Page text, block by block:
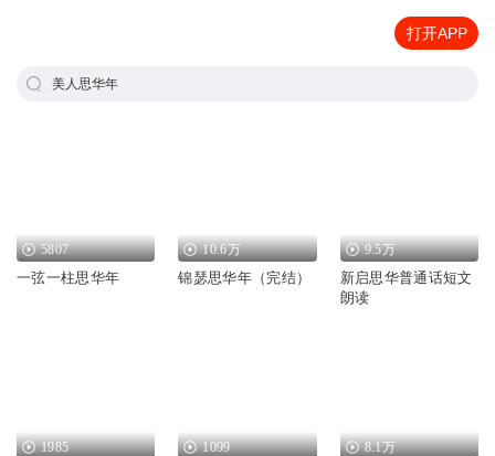
打开APP
美人思华年
5807
一弦一柱思华年
10.6万
锦瑟思华年（完结）
9.5万
新启思华普通话短文
朗读
1985 1099 8.1万